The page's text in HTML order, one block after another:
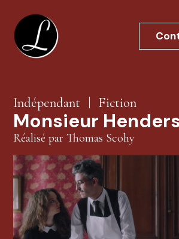
contenu
Indépendant Fiction
Monsieur
Réalisé par Thomas Scohy